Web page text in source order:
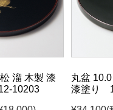
溜 木製 漆
10203
丸盆
漆塗り